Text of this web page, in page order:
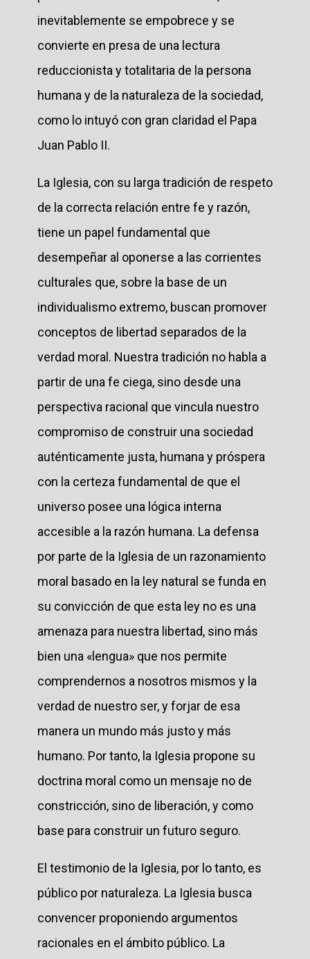
inevitablemente se empobrece y se
convierte en presa de una lectura
reduccionista y totalitaria de la persona
humana y de la naturaleza de la sociedad,
como lo intuyó con gran claridad el Papa
Juan Pablo II.
La Iglesia, con su larga tradición de respeto
de la correcta relación entre fe y razón,
tiene un papel fundamental que
desempeñar al oponerse a las corrientes
culturales que, sobre la base de un
individualismo extremo, buscan promover
conceptos de libertad separados de la
verdad moral. Nuestra tradición no habla a
partir de una fe ciega, sino desde una
perspectiva racional que vincula nuestro
compromiso de construir una sociedad
auténticamente justa, humana y próspera
con la certeza fundamental de que el
universo posee una lógica interna
accesible a la razón humana. La defensa
por parte de la Iglesia de un razonamiento
moral basado en la ley natural se funda en
su convicción de que esta ley no es una
amenaza para nuestra libertad, sino más
bien una «lengua» que nos permite
comprendernos a nosotros mismos y la
verdad de nuestro ser, y forjar de esa
manera un mundo más justo y más
humano. Por tanto, la Iglesia propone su
doctrina moral como un mensaje no de
constricción, sino de liberación, y como
base para construir un futuro seguro.
El testimonio de la Iglesia, por lo tanto, es
público por naturaleza. La Iglesia busca
convencer proponiendo argumentos
racionales en el ámbito público. La